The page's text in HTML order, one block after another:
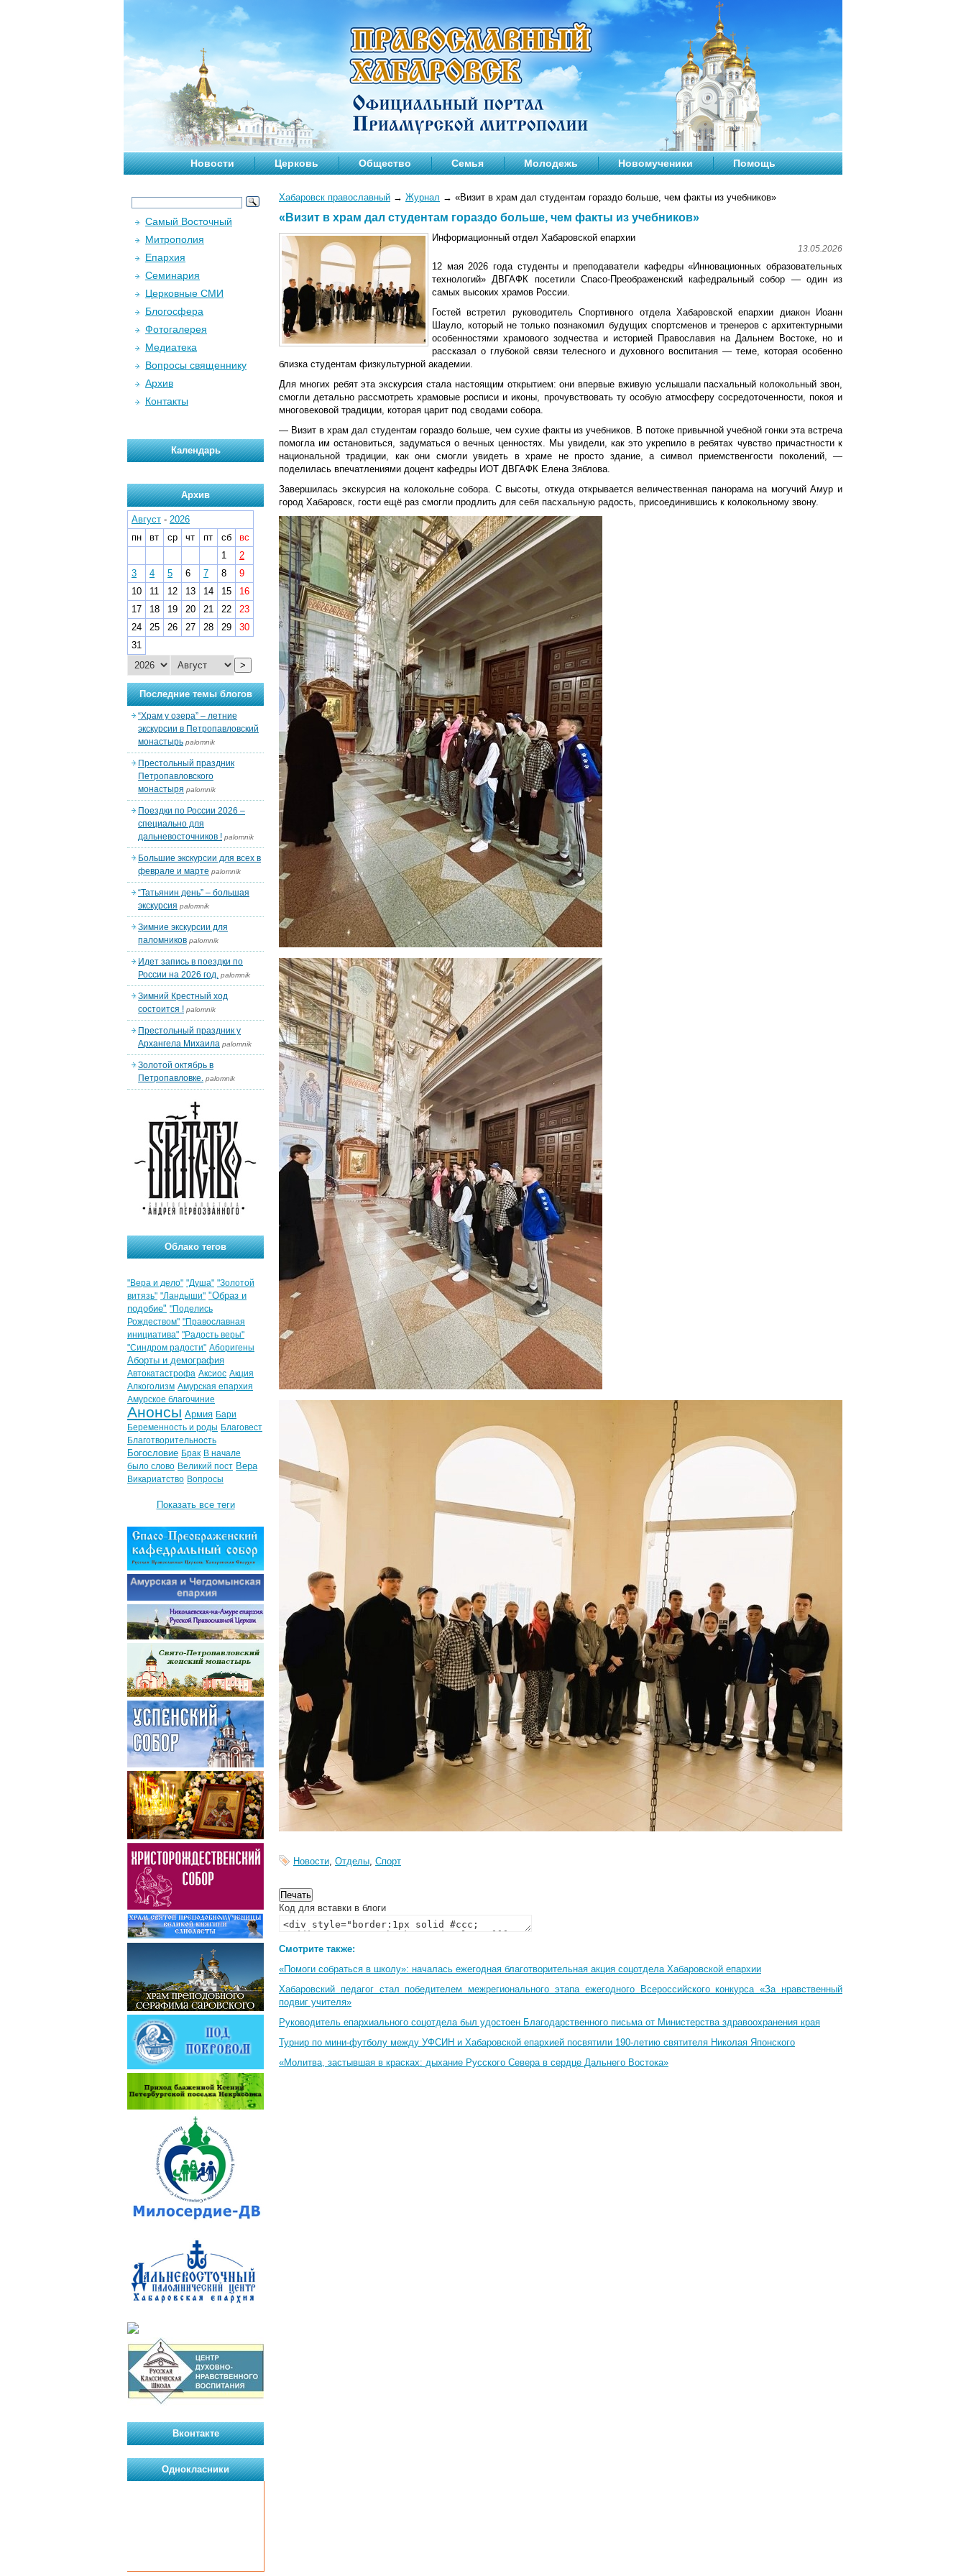
Новости Церковь Общество Семья Молодежь Новомученики Помощь
Хабаровск православный → Журнал → «Визит в храм дал студентам гораздо больше, чем факты из учебников»
«Визит в храм дал студентам гораздо больше, чем факты из учебников»
Информационный отдел Хабаровской епархии
13.05.2026
12 мая 2026 года студенты и преподаватели кафедры «Инновационных образовательных
технологий» ДВГАФК посетили Спасо-Преображенский кафедральный собор — один из
самых высоких храмов России.
Гостей встретил руководитель Спортивного отдела Хабаровской епархии диакон Иоанн
Шауло, который не только познакомил будущих спортсменов и тренеров с архитектурными
особенностями храмового зодчества и историей Православия на Дальнем Востоке, но и
рассказал о глубокой связи телесного и духовного воспитания — теме, которая особенно
близка студентам физкультурной академии.
Для многих ребят эта экскурсия стала настоящим открытием: они впервые вживую услышали пасхальный колокольный звон,
смогли детально рассмотреть храмовые росписи и иконы, прочувствовать ту особую атмосферу сосредоточенности, покоя и
многовековой традиции, которая царит под сводами собора.
— Визит в храм дал студентам гораздо больше, чем сухие факты из учебников. В потоке привычной учебной гонки эта встреча
помогла им остановиться, задуматься о вечных ценностях. Мы увидели, как это укрепило в ребятах чувство причастности к
национальной традиции, как они смогли увидеть в храме не просто здание, а символ приемственгости поколений, —
поделилась впечатлениями доцент кафедры ИОТ ДВГАФК Елена Зяблова.
Завершилась экскурсия на колокольне собора. С высоты, откуда открывается величественная панорама на могучий Амур и
город Хабаровск, гости ещё раз смогли продлить для себя пасхальную радость, присоединившись к колокольному звону.
Новости, Отделы, Спорт
Код для вставки в блоги
Смотрите также:
«Помоги собраться в школу»: началась ежегодная благотворительная акция соцотдела Хабаровской епархии
Хабаровский педагог стал победителем межрегионального этапа ежегодного Всероссийского конкурса «За нравственный
подвиг учителя»
Руководитель епархиального соцотдела был удостоен Благодарственного письма от Министерства здравоохранения края
Турнир по мини-футболу между УФСИН и Хабаровской епархией посвятили 190-летию святителя Николая Японского
«Молитва, застывшая в красках: дыхание Русского Севера в сердце Дальнего Востока»
Самый Восточный
Митрополия
Епархия
Семинария
Церковные СМИ
Блогосфера
Фотогалерея
Медиатека
Вопросы священнику
Архив
Контакты
Календарь
Архив
Август - 2026
пн
вт ср чт пт сб
вс
1
2
3
4 5 6 7 8
9
10
11 12 13 14 15
16
17
18 19 20 21 22
23
24
25 26 27 28 29
30
31
>
Последние темы блогов
“Храм у озера” – летние
экскурсии в Петропавловский
монастырь palomnik
Престольный праздник
Петропавловского
монастыря palomnik
Поездки по России 2026 –
специально для
дальневосточников ! palomnik
Большие экскурсии для всех в
феврале и марте palomnik
“Татьянин день” – большая
экскурсия palomnik
Зимние экскурсии для
паломников palomnik
Идет запись в поездки по
России на 2026 год. palomnik
Зимний Крестный ход
состоится ! palomnik
Престольный праздник у
Архангела Михаила palomnik
Золотой октябрь в
Петропавловке. palomnik
Облако тегов
"Вера и дело" "Душа" "Золотой
витязь" "Ландыши" "Образ и
подобие" "Поделись
Рождеством" "Православная
инициатива" "Радость веры"
"Синдром радости" Аборигены
Аборты и демография
Автокатастрофа Аксиос Акция
Алкоголизм Амурская епархия
Амурское благочиние
Анонсы Армия Бари
Беременность и роды Благовест
Благотворительность
Богословие Брак В начале
было слово Великий пост Вера
Викариатство Вопросы
Показать все теги
Вконтакте
Однокласники